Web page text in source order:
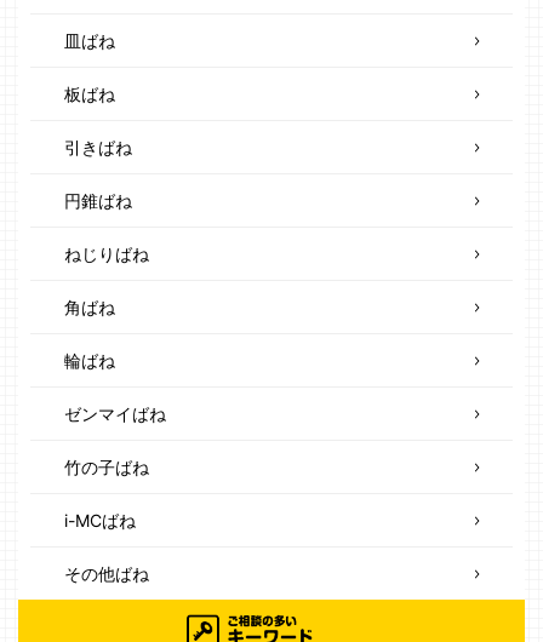
皿ばね
板ばね
引きばね
円錐ばね
ねじりばね
角ばね
輪ばね
ゼンマイばね
竹の子ばね
i-MCばね
その他ばね